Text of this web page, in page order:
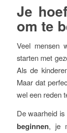
Je
om te
Veel mensen
starten met
Als de
Maar dat
wel een reden
De waarheid is
beginnen, je